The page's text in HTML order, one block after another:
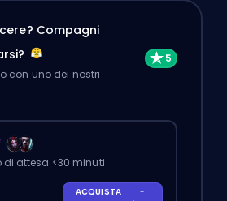
Compagni
con uno dei nostri
di attesa <30 minuti
ACQUISTA
-